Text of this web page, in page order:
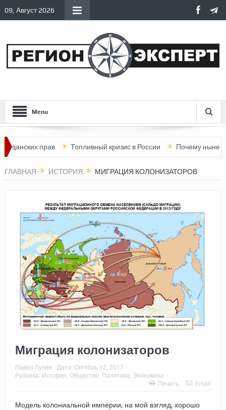
09, Август 2026
Menu
прав Топливный кризис в России Почему нынешняя
ГЛАВНАЯ ИСТОРИЯ МИГРАЦИЯ КОЛОНИЗАТОРОВ
Миграция колонизаторов
Павел Лузин Дата: Октябрь 12, 2017
Рубрика: История Общество Политика Экономика
Печать
Email
Модель колониальной империи, на мой взгляд, хорошо